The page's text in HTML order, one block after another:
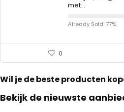
met…
Already Sold: 77%
0
Wil je de beste producten
Bekijk de nieuwste